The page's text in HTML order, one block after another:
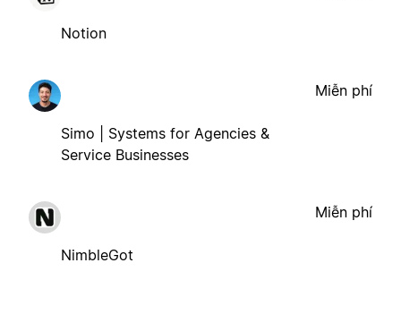
Notion
Simo | Systems for Agencies &
Service Businesses
Miễn phí
NimbleGot
Miễn phí